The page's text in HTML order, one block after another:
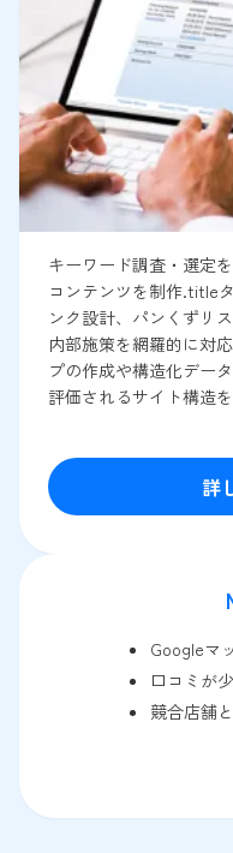
キーワード調査・選定
コンテンツを制作.title
ンク設計、パンくずリ
内部施策を網羅的に対
プの作成や構造化デー
評価されるサイト構造を
詳
Googleマ
口コミが
競合店舗